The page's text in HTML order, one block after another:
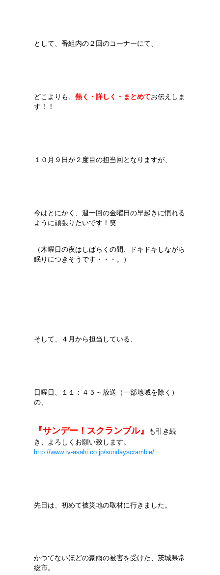
として、番組内の２回のコーナーにて、
どこよりも、 熱く・詳しく・まとめてお伝えしま
す！！
１０月９日が２度目の担当回となりますが、
今はとにかく、週一回の金曜日の早起きに慣れる
ように頑張りたいです！笑
（木曜日の夜はしばらくの間、ドキドキしながら
眠りにつきそうです・・・。）
そして、４月から担当している、
日曜日、１１：４５～放送（一部地域を除く）
の、
『サンデー！スクランブル』
も引き続
き、よろしくお願い致します。
http://www.tv-asahi.co.jp/sundayscramble/
先日は、初めて被災地の取材に行きました。
かつてないほどの豪雨の被害を受けた、茨城県常
総市。